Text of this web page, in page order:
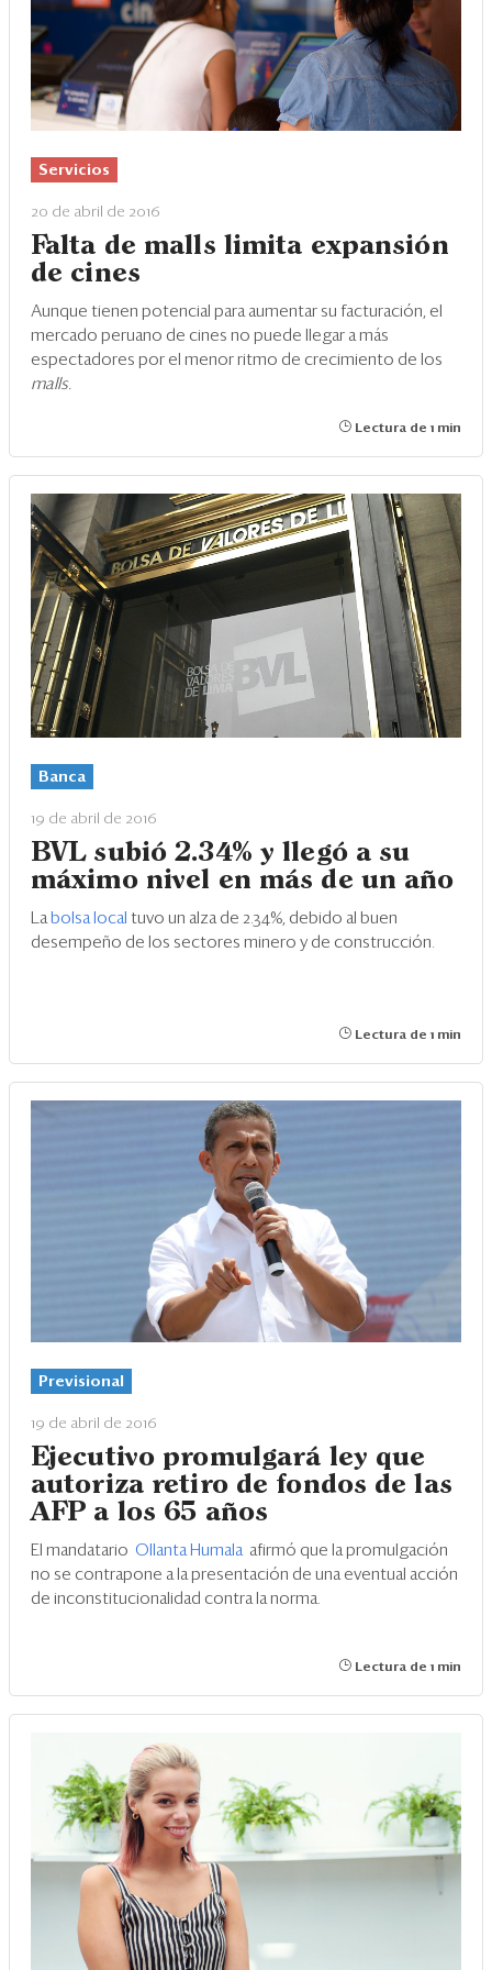
Blogs
Ranking CEO
Servicios
20 de abril de 2016
Falta de malls limita expansión
de cines
Aunque tienen potencial para aumentar su facturación, el
mercado peruano de cines no puede llegar a más
espectadores por el menor ritmo de crecimiento de los
malls.
Lectura de 1 min
Banca
19 de abril de 2016
BVL subió 2.34% y llegó a su
máximo nivel en más de un año
La bolsa local tuvo un alza de 2.34%, debido al buen
desempeño de los sectores minero y de construcción.
Lectura de 1 min
Previsional
19 de abril de 2016
Ejecutivo promulgará ley que
autoriza retiro de fondos de las
AFP a los 65 años
El mandatario Ollanta Humala afirmó que la promulgación
no se contrapone a la presentación de una eventual acción
de inconstitucionalidad contra la norma.
Lectura de 1 min